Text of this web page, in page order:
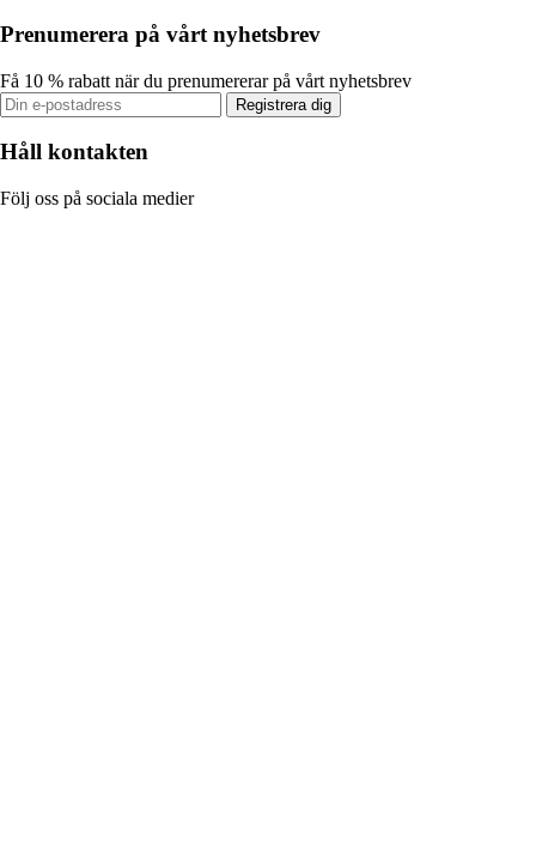
Prenumerera på vårt nyhetsbrev
Få 10 % rabatt när du prenumererar på vårt nyhetsbrev
Registrera dig
Håll kontakten
Följ oss på sociala medier